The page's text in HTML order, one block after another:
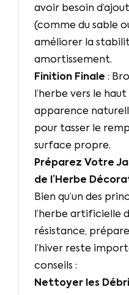
avoir besoin
(comme du sable
améliorer la
amortissement.
Finition Finale :
l’herbe vers le
apparence
pour tasser le
surface propre.
Préparez Votre
de l’Herbe
Bien qu’un des
l’herbe artificielle
résistance,
l’hiver reste
conseils :
Nettoyer les